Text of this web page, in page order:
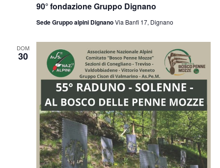
90° fondazione Gruppo Dignano
Sede Gruppo alpini DignanoVia Banfi 17, Dignano
DOM
30